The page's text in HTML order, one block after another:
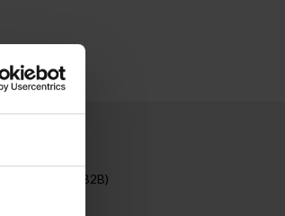
Unternehmen (B2B)